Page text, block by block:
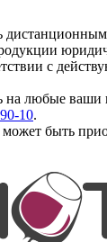
с
на любые ваши
10.
быть